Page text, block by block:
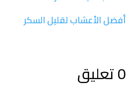
أفضل الأعشاب لقليل السكر
0 تعليق